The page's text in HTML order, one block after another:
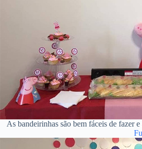
As bandeirinhas são bem fáceis de fazer